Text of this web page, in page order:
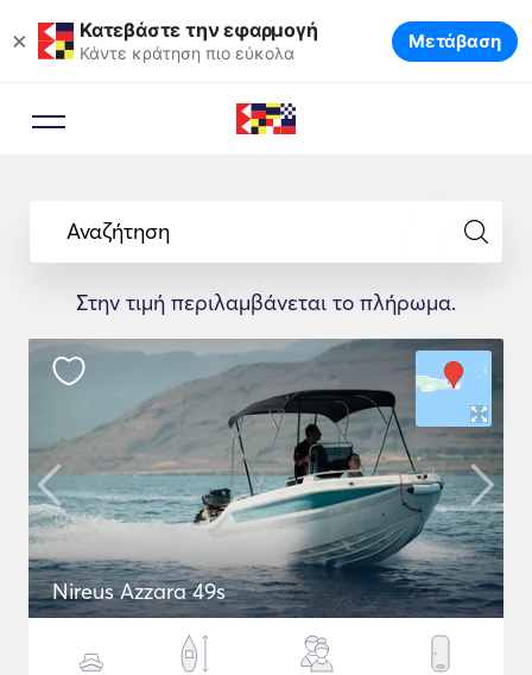
× Κατεβάστε την εφαρμογή
Κάντε κράτηση πιο εύκολα Μετάβαση
Αναζήτηση
Στην τιμή περιλαμβάνεται το πλήρωμα.
Nireus Azzara 49s